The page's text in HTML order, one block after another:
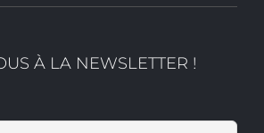
À LA NEWSLETTER !